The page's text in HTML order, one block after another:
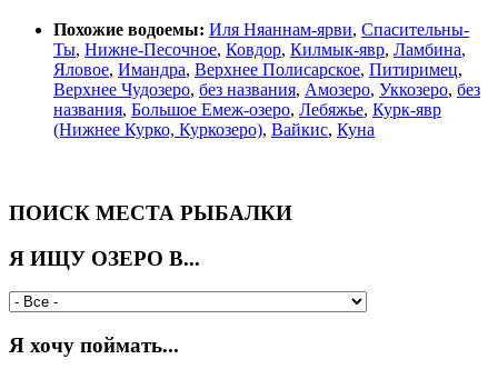
Похожие водоемы: Иля Няаннам-ярви, Спасительны-
Ты, Нижне-Песочное, Ковдор, Килмык-явр, Ламбина,
Яловое, Имандра, Верхнее Полисарское, Питиримец,
Верхнее Чудозеро, без названия, Амозеро, Уккозеро, без
названия, Большое Емеж-озеро, Лебяжье, Курк-явр
(Нижнее Курко, Куркозеро), Вайкис, Куна
ПОИСК МЕСТА РЫБАЛКИ
Я ИЩУ ОЗЕРО В...
Я хочу поймать...